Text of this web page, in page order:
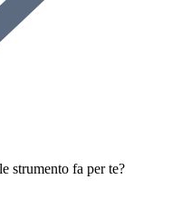
strumento fa per te?